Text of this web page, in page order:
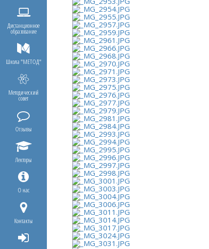
Дистанционное
образование
Школа "МЕТОД"
Методический
совет
Отзывы
Лекторы
О нас
Контакты